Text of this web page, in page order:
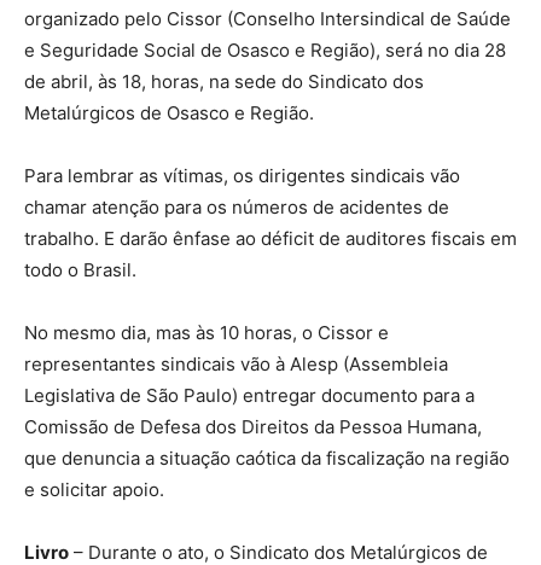
organizado pelo Cissor (Conselho Intersindical de Saúde
e Seguridade Social de Osasco e Região), será no dia 28
de abril, às 18, horas, na sede do Sindicato dos
Metalúrgicos de Osasco e Região.
Para lembrar as vítimas, os dirigentes sindicais vão
chamar atenção para os números de acidentes de
trabalho. E darão ênfase ao déficit de auditores fiscais em
todo o Brasil.
No mesmo dia, mas às 10 horas, o Cissor e
representantes sindicais vão à Alesp (Assembleia
Legislativa de São Paulo) entregar documento para a
Comissão de Defesa dos Direitos da Pessoa Humana,
que denuncia a situação caótica da fiscalização na região
e solicitar apoio.
Livro – Durante o ato, o Sindicato dos Metalúrgicos de